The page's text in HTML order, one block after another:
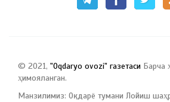
© 2021, "Oqdaryo ovozi" газетаси Барча
ҳимояланган.
Манзилимиз: Оқдарё тумани Лойиш